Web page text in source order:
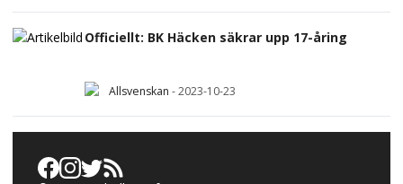
Officiellt: BK Häcken säkrar upp 17-åring
Allsvenskan -2023-10-23